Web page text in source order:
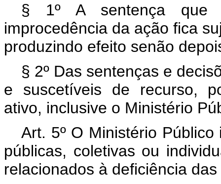
§ 1º A sentença que
improcedência da ação fica
produzindo efeito senão
§ 2º Das sentenças e
e suscetíveis de recurso,
ativo, inclusive o Ministério
Art. 5º O Ministério
públicas, coletivas ou
relacionados à deficiência